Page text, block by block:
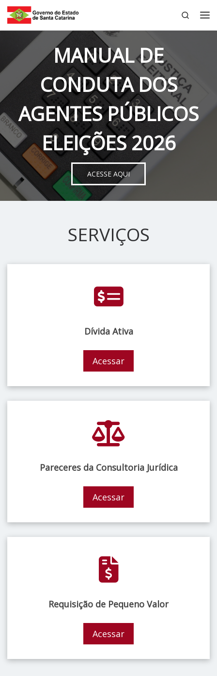
Skip to content
Search
MANUAL DE
CONDUTA DOS
AGENTES PÚBLICOS
ELEIÇÕES 2026
ACESSE AQUI
SERVIÇOS
Dívida Ativa
Acessar
Pareceres da Consultoria Jurídica
Acessar
Requisição de Pequeno Valor
Acessar